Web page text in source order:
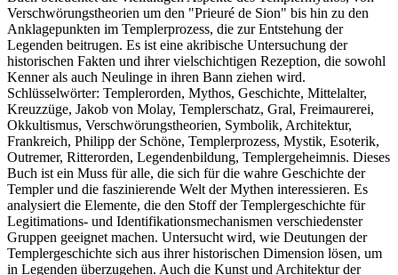
Verschwörungstheorien um den "Prieuré de Sion" bis hin zu den
Anklagepunkten im Templerprozess, die zur Entstehung der
Legenden beitrugen. Es ist eine akribische Untersuchung der
historischen Fakten und ihrer vielschichtigen Rezeption, die sowohl
Kenner als auch Neulinge in ihren Bann ziehen wird.
Schlüsselwörter: Templerorden, Mythos, Geschichte, Mittelalter,
Kreuzzüge, Jakob von Molay, Templerschatz, Gral, Freimaurerei,
Okkultismus, Verschwörungstheorien, Symbolik, Architektur,
Frankreich, Philipp der Schöne, Templerprozess, Mystik, Esoterik,
Outremer, Ritterorden, Legendenbildung, Templergeheimnis. Dieses
Buch ist ein Muss für alle, die sich für die wahre Geschichte der
Templer und die faszinierende Welt der Mythen interessieren. Es
analysiert die Elemente, die den Stoff der Templergeschichte für
Legitimations- und Identifikationsmechanismen verschiedenster
Gruppen geeignet machen. Untersucht wird, wie Deutungen der
Templergeschichte sich aus ihrer historischen Dimension lösen, um
in Legenden überzugehen. Auch die Kunst und Architektur der